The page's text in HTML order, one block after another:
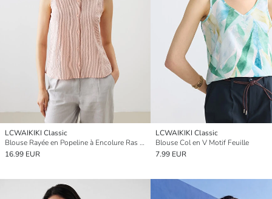
LCWAIKIKI Classic
Blouse Rayée en Popeline à Encolure Ras du Cou
16.99 EUR
LCWAIKIKI Classic
Blouse Col en V Motif Feuille
7.99 EUR